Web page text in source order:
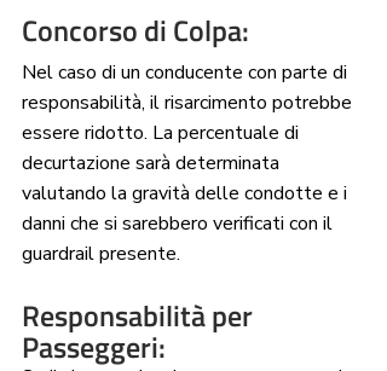
Concorso di Colpa:
Nel caso di un conducente con parte di
responsabilità, il risarcimento potrebbe
essere ridotto. La percentuale di
decurtazione sarà determinata
valutando la gravità delle condotte e i
danni che si sarebbero verificati con il
guardrail presente.
Responsabilità per
Passeggeri: